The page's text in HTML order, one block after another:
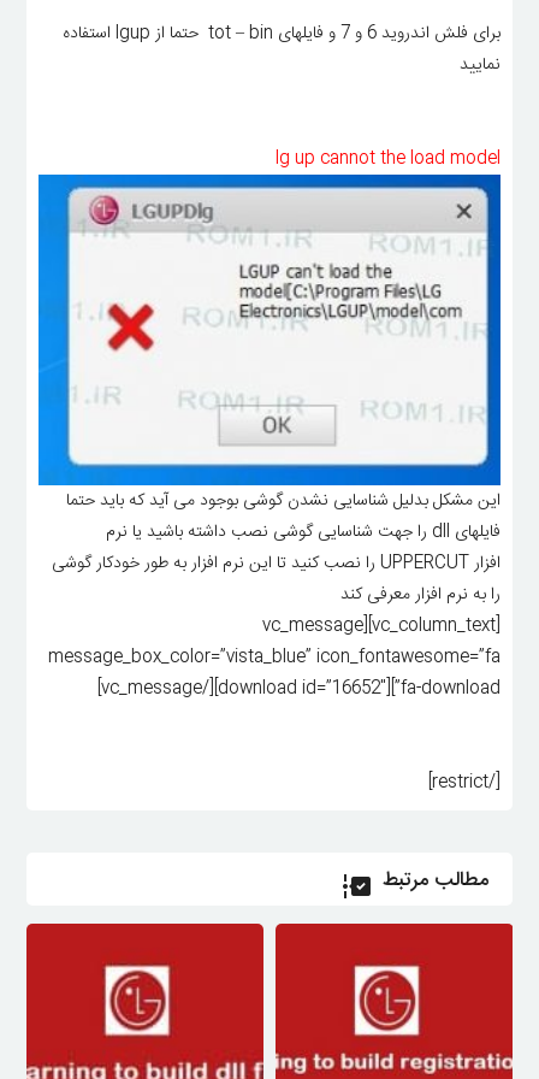
برای فلش اندروید 6 و 7 و فایلهای tot – bin حتما از lgup استفاده
نمایید
lg up cannot the load model
این مشکل بدلیل شناسایی نشدن گوشی بوجود می آید که باید حتما
فایلهای dll را جهت شناسایی گوشی نصب داشته باشید یا نرم
افزار UPPERCUT را نصب کنید تا این نرم افزار به طور خودکار گوشی
را به نرم افزار معرفی کند
[vc_column_text][vc_message
message_box_color=”vista_blue” icon_fontawesome=”fa
fa-download”][download id=”16652″][/vc_message]
[/restrict]
مطالب مرتبط